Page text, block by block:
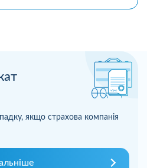
якщо страхова компанія